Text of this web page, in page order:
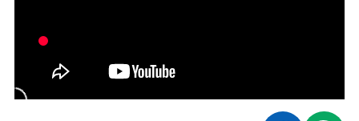
英文檢定
多益秒學堂
師資團隊
學習分享